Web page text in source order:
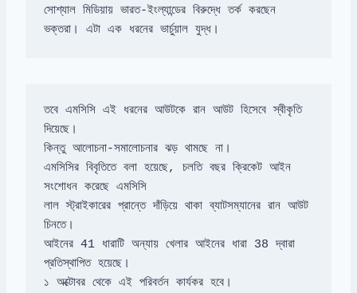
সোশ্যাল মিডিয়ায় ভারত-ইংল্যান্ডের বিরুদ্ধে তর্ক করছেন
ভক্তরা। এটা এক ধরনের ভার্চুয়াল যুদ্ধ।
তবে এমসিসি এই ধরনের আউটকে রান আউট হিসেবে স্বীকৃতি
এমসিসির বিবৃতিতে বলা হয়েছে, চলতি বছর ক্রিকেট আইন
সংশোধন করেছে এমসিসি
লাল স্ট্রাইকারের প্রান্তে দাঁড়িয়ে থাকা ব্যাটসম্যানের রান আউট
আইনের 41 ধারাটি অন্যায় খেলার আইনের ধারা 38 দ্বারা
১ অক্টোবর থেকে এই পরিবর্তন কার্যকর হবে।